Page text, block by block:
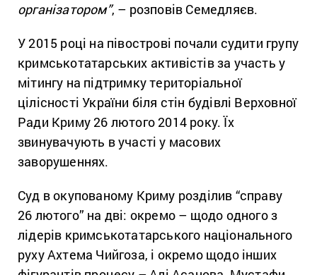
організатором”, – розповів Семедляєв.
У 2015 році на півострові почали судити групу
кримськотатарських активістів за участь у
мітингу на підтримку територіальної
цілісності України біля стін будівлі Верховної
Ради Криму 26 лютого 2014 року. Їх
звинувачують в участі у масових
заворушеннях.
Суд в окупованому Криму розділив “справу
26 лютого” на дві: окремо – щодо одного з
лідерів кримськотатарського національного
руху Ахтема Чийгоза, і окремо щодо інших